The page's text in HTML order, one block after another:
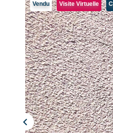
Vendu Visite Virtuelle